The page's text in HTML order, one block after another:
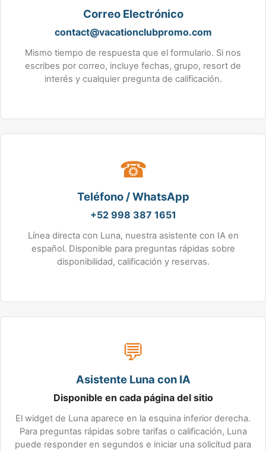
Correo Electrónico
contact@vacationclubpromo.com
Mismo tiempo de respuesta que el formulario. Si nos
escribes por correo, incluye fechas, grupo, resort de
interés y cualquier pregunta de calificación.
☎
Teléfono / WhatsApp
+52 998 387 1651
Línea directa con Luna, nuestra asistente con IA en
español. Disponible para preguntas rápidas sobre
disponibilidad, calificación y reservas.
💬
Asistente Luna con IA
Disponible en cada página del sitio
El widget de Luna aparece en la esquina inferior derecha.
Para preguntas rápidas sobre tarifas o calificación, Luna
puede responder en segundos e iniciar una solicitud para